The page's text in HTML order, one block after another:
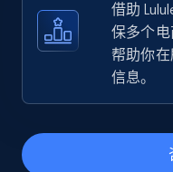
info, Stars,
借助
保多个电
帮助你
信息。